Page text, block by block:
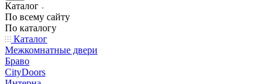
Каталог
По всему сайту
По каталогу
Каталог
Межкомнатные двери
Браво
CityDoors